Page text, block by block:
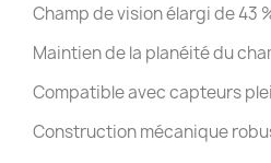
Champ de vision élargi de 43
Maintien de la planéité du
Compatible avec capteurs
Construction mécanique